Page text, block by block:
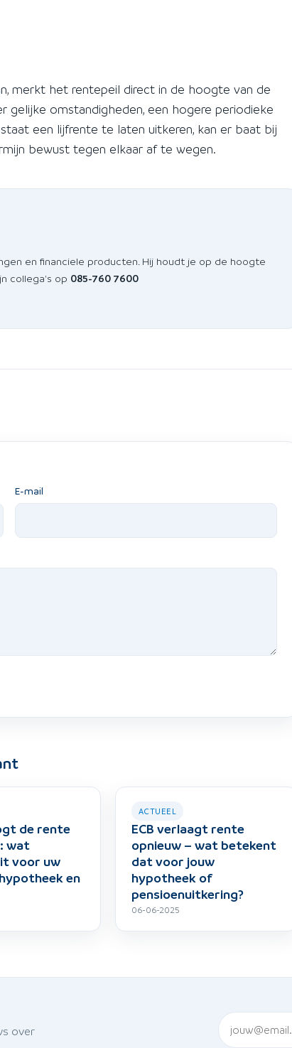
merkt het rentepeil direct in de hoogte van de
gelijke omstandigheden, een hogere periodieke
een lijfrente te laten uitkeren, kan er baat bij
bewust tegen elkaar af te wegen.
en financiele producten. Hij houdt je op de hoogte
collega's op 085-760 7600
E-mail
de rente
wat
voor uw
en
ACTUEEL
ECB verlaagt rente
opnieuw – wat betekent
dat voor jouw
hypotheek of
pensioenuitkering?
06-06-2025
over